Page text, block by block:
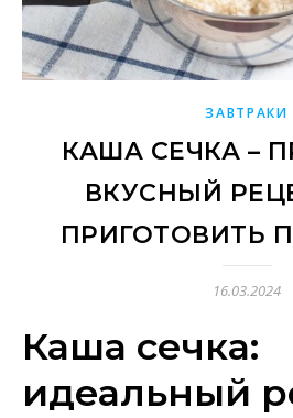
ЗАВТРАКИ
КАША СЕЧКА –
ВКУСНЫЙ
ПРИГОТОВИТЬ
16.03.2024
Каша сечка:
идеальный